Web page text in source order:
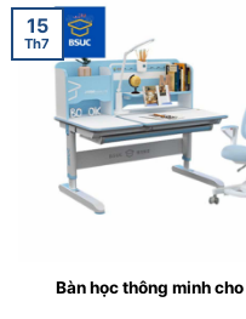
Bàn học thông minh
15
Th7